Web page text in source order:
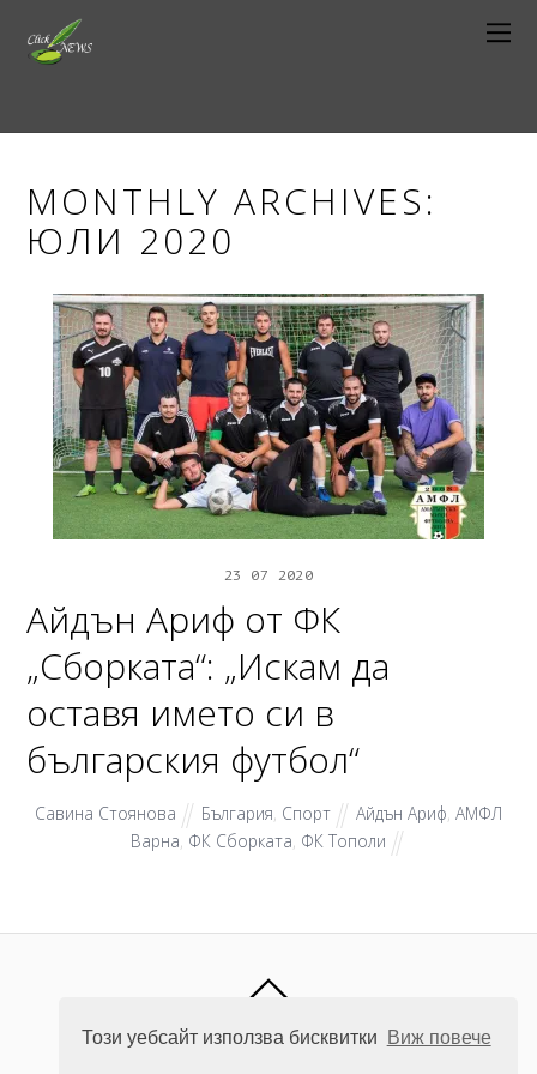
Този уебсайт използва бисквитки Виж повече
MONTHLY ARCHIVES:
ЮЛИ 2020
23 07 2020
Айдън Ариф от ФК
„Сборката“: „Искам да
оставя името си в
българския футбол“
Савина Стоянова България, Спорт Айдън Ариф, АМФЛ
Варна ФК Сборката ФК Тополи
CLICK NEWS